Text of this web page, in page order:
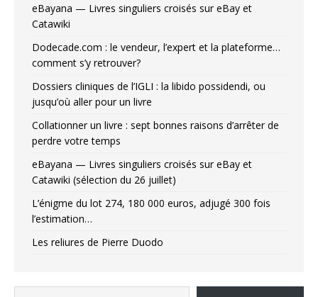
eBayana — Livres singuliers croisés sur eBay et
Catawiki
Dodecade.com : le vendeur, l’expert et la plateforme…
comment s’y retrouver?
Dossiers cliniques de l’IGLI : la libido possidendi, ou
jusqu’où aller pour un livre
Collationner un livre : sept bonnes raisons d’arrêter de
perdre votre temps
eBayana — Livres singuliers croisés sur eBay et
Catawiki (sélection du 26 juillet)
L’énigme du lot 274, 180 000 euros, adjugé 300 fois
l’estimation…
Les reliures de Pierre Duodo